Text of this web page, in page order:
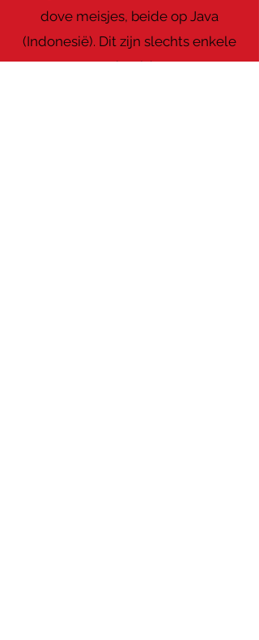
dove meisjes, beide op Java
(Indonesië). Dit zijn slechts enkele
voorbeelden.